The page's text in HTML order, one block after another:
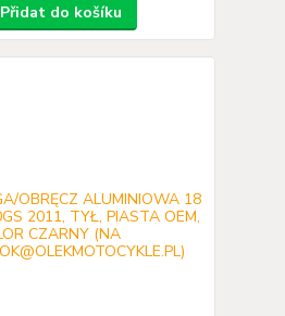
Přidat do košíku